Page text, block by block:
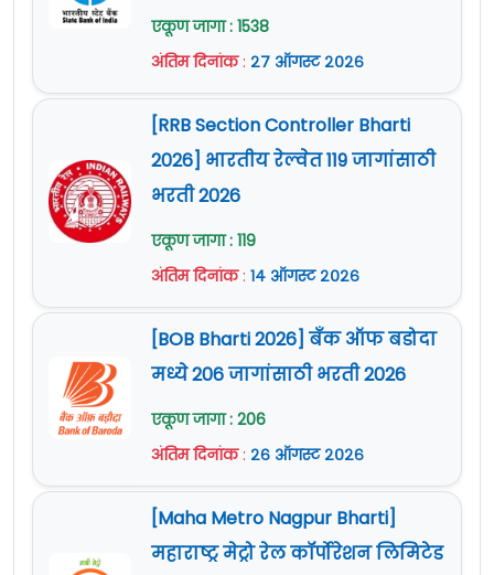
एकूण जागा : 1538
अंतिम दिनांक: २७ ऑगस्ट २०२६
[RRB Section Controller Bharti
2026] भारतीय रेल्वेत 119 जागांसाठी
भरती 2026
एकूण जागा : 119
अंतिम दिनांक: १४ ऑगस्ट २०२६
[BOB Bharti 2026] बँक ऑफ बडोदा
मध्ये 206 जागांसाठी भरती 2026
एकूण जागा : 206
अंतिम दिनांक: २६ ऑगस्ट २०२६
[Maha Metro Nagpur Bharti]
महाराष्ट्र मेट्रो रेल कॉर्पोरेशन लिमिटेड